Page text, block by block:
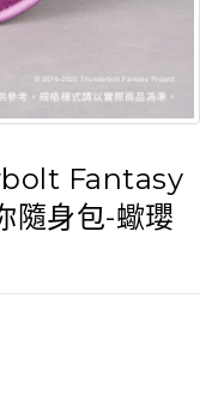
Fantasy
隨身包-蠍瓔